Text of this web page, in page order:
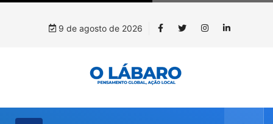
9 de agosto de 2026